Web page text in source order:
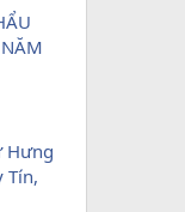
Hưng
Tín,